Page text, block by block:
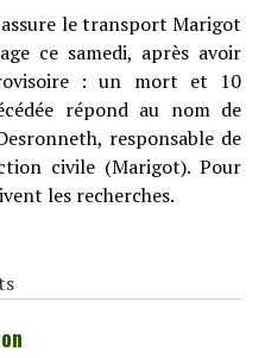
le transport Marigot
ce samedi, après avoir
: un mort et 10
répond au nom de
responsable de
civile (Marigot). Pour
les recherches.